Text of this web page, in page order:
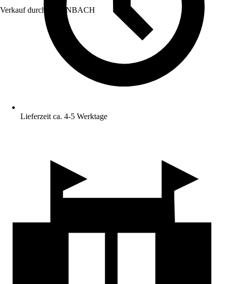
Verkauf durch: HORNBACH
Lieferzeit ca. 4-5 Werktage